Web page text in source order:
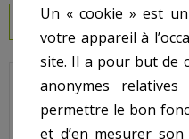
EN SAVOIR PLUS
Boulon + rondelle pour
N° 8 sur le shéma.
Un « cookie » est
votre appareil à
site. Il a pour but de
anonymes
permettre le bon
et d’en mesurer son